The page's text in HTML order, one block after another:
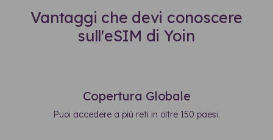
Vantaggi che devi conoscere
sull'eSIM di Yoin
Copertura Globale
Puoi accedere a più reti in oltre 150 paesi.